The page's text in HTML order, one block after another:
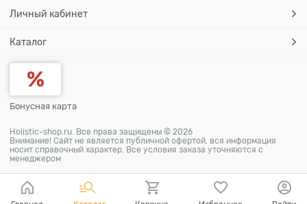
Личный кабинет
Каталог
Бонусная карта
Holistic-shop.ru. Все права защищены © 2026
Внимание! Сайт не является публичной офертой, вся информация
носит справочный характер. Все условия заказа уточняются с
менеджером